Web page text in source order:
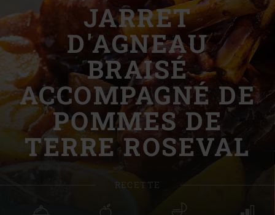
JARRET
D'AGNEAU
BRAISÉ
ACCOMPAGNÉ DE
POMMES DE
TERRE ROSEVAL
RECETTE